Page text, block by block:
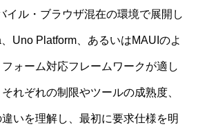
イル・ブラウザ混在の環境で展開し
Uno Platform、あるいはMAUIのよ
ォーム対応フレームワークが適し
れぞれの制限やツールの成熟度、
いを理解し、最初に要求仕様を明